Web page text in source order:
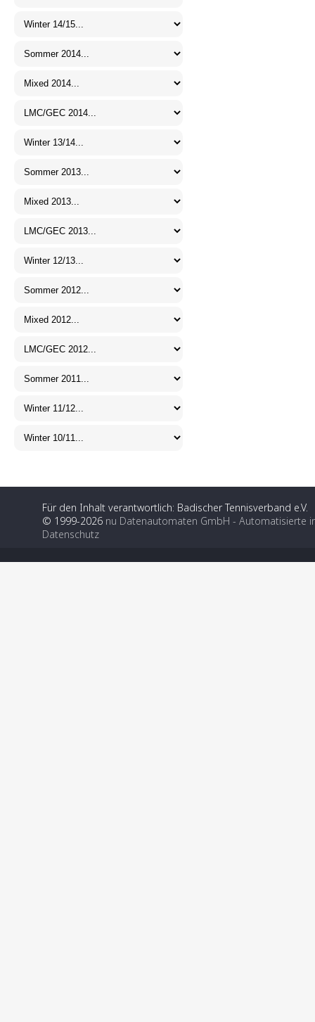
Für den Inhalt verantwortlich: Badischer Tennisverband e.V.
© 1999-2026 nu Datenautomaten GmbH - Automatisierte
Datenschutz